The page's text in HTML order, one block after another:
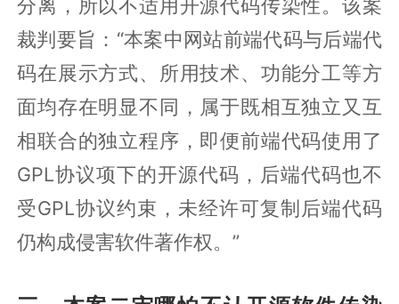
分离，所以不适用开源代码传染性。该案
裁判要旨：“本案中网站前端代码与后端代
码在展示方式、所用技术、功能分工等方
面均存在明显不同，属于既相互独立又互
相联合的独立程序，即便前端代码使用了
GPL协议项下的开源代码，后端代码也不
受GPL协议约束，未经许可复制后端代码
仍构成侵害软件著作权。”